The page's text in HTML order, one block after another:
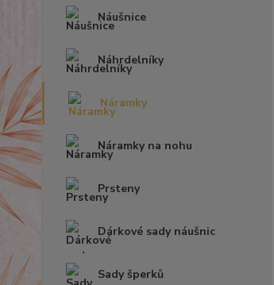
Náušnice
Náhrdelníky
Náramky
Náramky na nohu
Prsteny
Dárkové sady náušnic
Sady šperků